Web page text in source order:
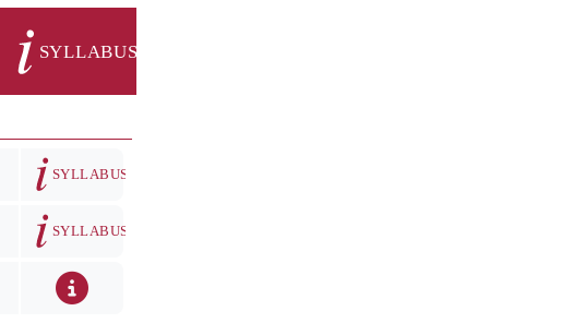
Descrizione del corso
SYLLABUS
Descrizione del corso
SYLLABUS
Descrizione del corso
SYLLABUS
Descrizione del corso